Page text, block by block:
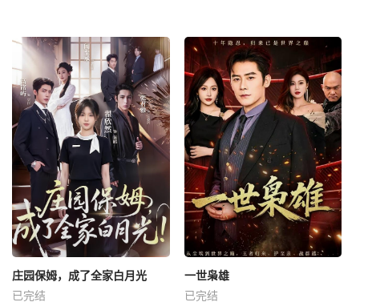
庄园保姆，成了全家白月光
已完结
一世枭雄
已完结